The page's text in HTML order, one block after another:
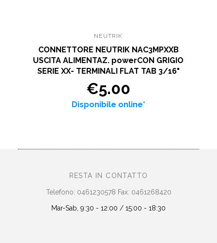
NEUTRIK
CONNETTORE NEUTRIK NAC3MPXXB
USCITA ALIMENTAZ. powerCON GRIGIO
SERIE XX- TERMINALI FLAT TAB 3/16"
€5.00
Disponibile online*
RESTA IN CONTATTO
Telefono: 0461230578 Fax: 0461268420
Mar-Sab, 9:30 - 12:00 / 15:00 - 18:30